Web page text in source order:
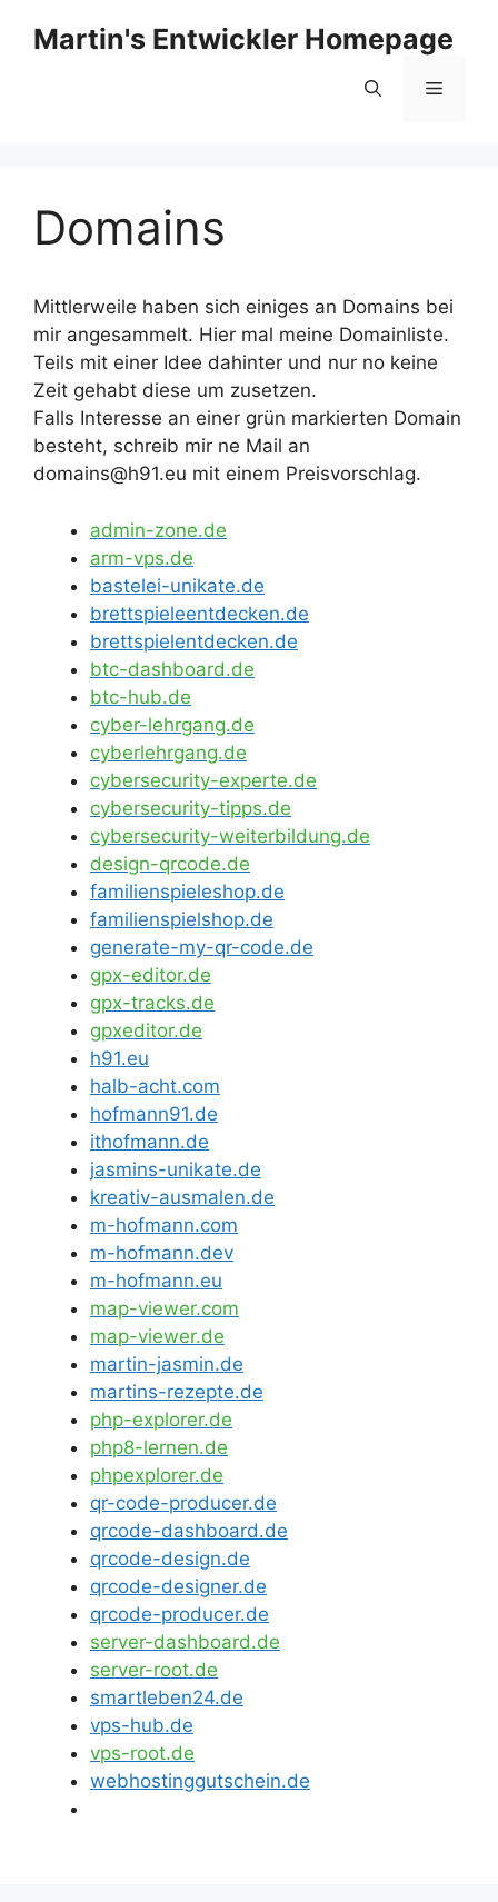
InhaltMartin's Entwickler Homepage
Menü
Domains
Mittlerweile haben sich einiges an Domains bei
mir angesammelt. Hier mal meine Domainliste.
Teils mit einer Idee dahinter und nur no keine
Zeit gehabt diese um zusetzen.
Falls Interesse an einer grün markierten Domain
besteht, schreib mir ne Mail an
domains@h91.eu mit einem Preisvorschlag.
admin-zone.de
arm-vps.de
bastelei-unikate.de
brettspieleentdecken.de
brettspielentdecken.de
btc-dashboard.de
btc-hub.de
cyber-lehrgang.de
cyberlehrgang.de
cybersecurity-experte.de
cybersecurity-tipps.de
cybersecurity-weiterbildung.de
design-qrcode.de
familienspieleshop.de
familienspielshop.de
generate-my-qr-code.de
gpx-editor.de
gpx-tracks.de
gpxeditor.de
h91.eu
halb-acht.com
hofmann91.de
ithofmann.de
jasmins-unikate.de
kreativ-ausmalen.de
m-hofmann.com
m-hofmann.dev
m-hofmann.eu
map-viewer.com
map-viewer.de
martin-jasmin.de
martins-rezepte.de
php-explorer.de
php8-lernen.de
phpexplorer.de
qr-code-producer.de
qrcode-dashboard.de
qrcode-design.de
qrcode-designer.de
qrcode-producer.de
server-dashboard.de
server-root.de
smartleben24.de
vps-hub.de
vps-root.de
webhostinggutschein.de